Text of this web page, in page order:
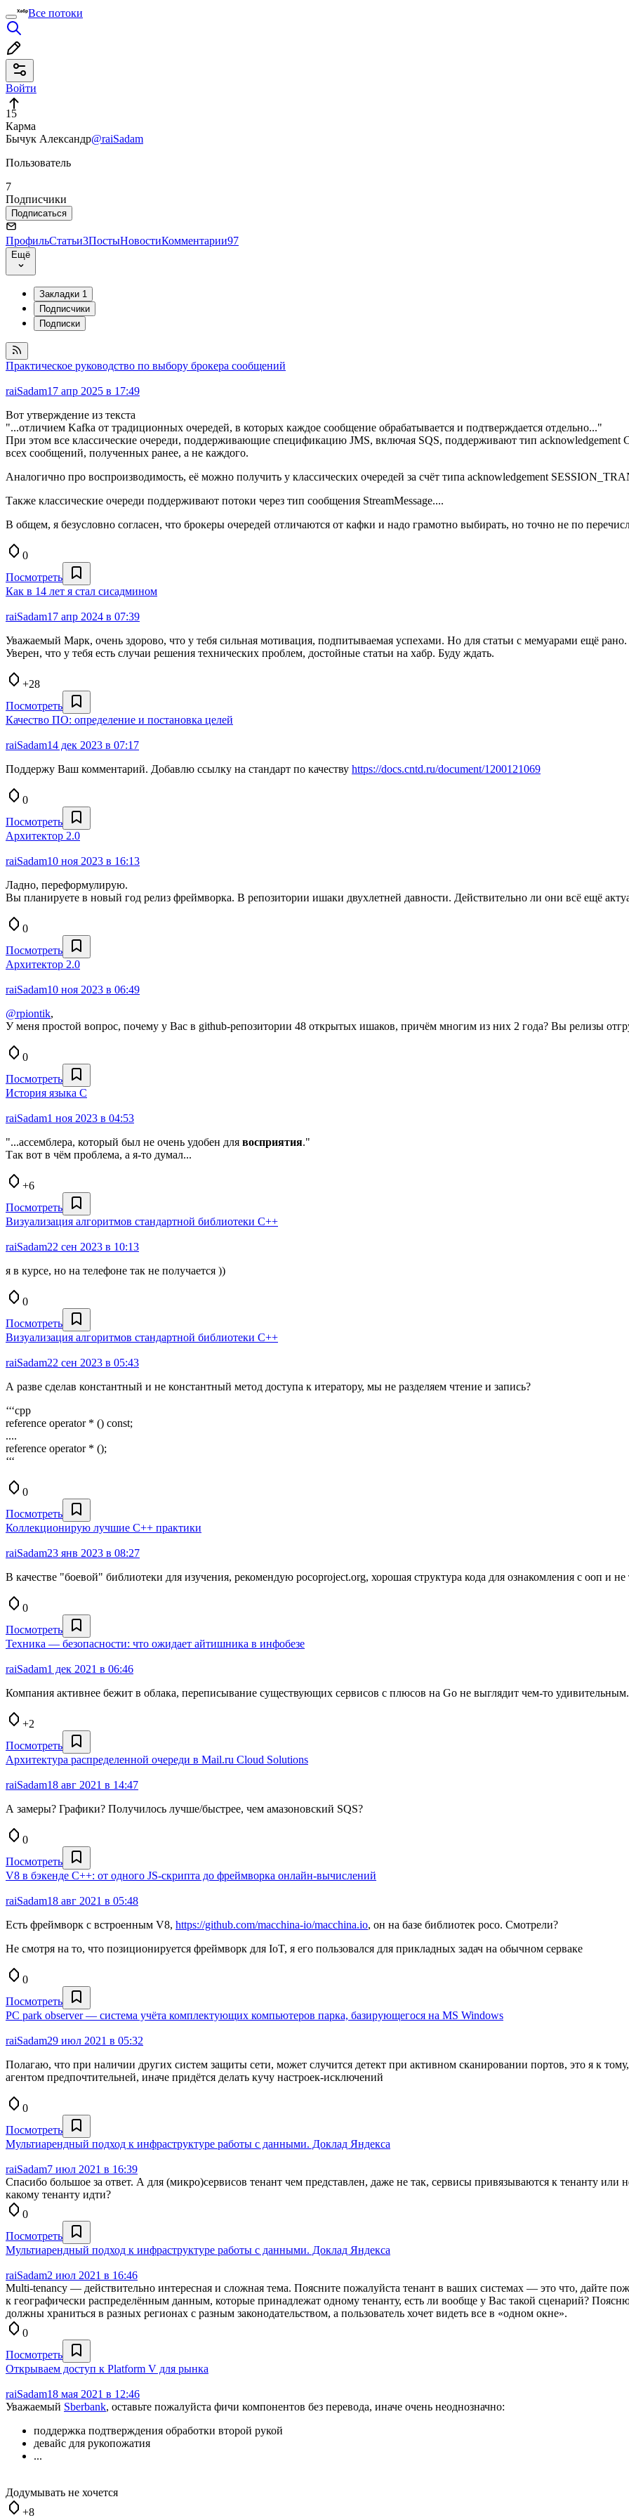
Все потоки
Войти
15
Карма
Бычук Александр@raiSadam
Пользователь
7
Подписчики
Подписаться
ПрофильСтатьи3ПостыНовостиКомментарии97
Ещё
Закладки 1
Подписчики
Подписки
Практическое руководство по выбору брокера сообщений
raiSadam17 апр 2025 в 17:49
Вот утверждение из текста
"...отличием Kafka от традиционных очередей, в которых каждое сообщение обрабатывается и подтверждается отдельно..."
При этом все классические очереди, поддерживающие спецификацию JMS, включая SQS, поддерживают тип
всех сообщений, полученных ранее, а не каждого.
Аналогично про воспроизводимость, её можно получить у классических очередей за счёт типа acknowledgement
Также классические очереди поддерживают потоки через тип сообщения StreamMessage....
В общем, я безусловно согласен, что брокеры очередей отличаются от кафки и надо грамотно выбирать, но точно не по
0
Посмотреть
Как в 14 лет я стал сисадмином
raiSadam17 апр 2024 в 07:39
Уважаемый Марк, очень здорово, что у тебя сильная мотивация, подпитываемая успехами. Но для статьи с мемуарами ещё рано.
Уверен, что у тебя есть случаи решения технических проблем, достойные статьи на хабр. Буду ждать.
+28
Посмотреть
Качество ПО: определение и постановка целей
raiSadam14 дек 2023 в 07:17
Поддержу Ваш комментарий. Добавлю ссылку на стандарт по качеству https://docs.cntd.ru/document/1200121069
0
Посмотреть
Архитектор 2.0
raiSadam10 ноя 2023 в 16:13
Ладно, переформулирую.
Вы планируете в новый год релиз фреймворка. В репозитории ишаки двухлетней давности. Действительно ли они всё ещё
0
Посмотреть
Архитектор 2.0
raiSadam10 ноя 2023 в 06:49
@rpiontik,
У меня простой вопрос, почему у Вас в github-репозитории 48 открытых ишаков, причём многим из них 2 года? Вы релизы
0
Посмотреть
История языка С
raiSadam1 ноя 2023 в 04:53
"...ассемблера, который был не очень удобен для восприятия."
Так вот в чём проблема, а я-то думал...
+6
Посмотреть
Визуализация алгоритмов стандартной библиотеки C++
raiSadam22 сен 2023 в 10:13
я в курсе, но на телефоне так не получается ))
0
Посмотреть
Визуализация алгоритмов стандартной библиотеки C++
raiSadam22 сен 2023 в 05:43
А разве сделав константный и не константный метод доступа к итератору, мы не разделяем чтение и запись?
‘‘‘cpp
reference operator * () const;
....
reference operator * ();
‘‘‘
0
Посмотреть
Коллекционирую лучшие C++ практики
raiSadam23 янв 2023 в 08:27
В качестве "боевой" библиотеки для изучения, рекомендую pocoproject.org, хорошая структура кода для ознакомления с ооп и не
0
Посмотреть
Техника — безопасности: что ожидает айтишника в инфобезе
raiSadam1 дек 2021 в 06:46
Компания активнее бежит в облака, переписывание существующих сервисов с плюсов на Go не выглядит чем-то
+2
Посмотреть
Архитектура распределенной очереди в Mail.ru Cloud Solutions
raiSadam18 авг 2021 в 14:47
А замеры? Графики? Получилось лучше/быстрее, чем амазоновский SQS?
0
Посмотреть
V8 в бэкенде С++: от одного JS-скрипта до фреймворка онлайн-вычислений
raiSadam18 авг 2021 в 05:48
Есть фреймворк с встроенным V8, https://github.com/macchina-io/macchina.io, он на базе библиотек poco. Смотрели?
Не смотря на то, что позиционируется фреймворк для IoT, я его пользовался для прикладных задач на обычном серваке
0
Посмотреть
PC park observer — система учёта комплектующих компьютеров парка, базирующегося на MS Windows
raiSadam29 июл 2021 в 05:32
Полагаю, что при наличии других систем защиты сети, может случится детект при активном сканировании портов, это я к
агентом предпочтительней, иначе придётся делать кучу настроек-исключений
0
Посмотреть
Мультиарендный подход к инфраструктуре работы с данными. Доклад Яндекса
raiSadam7 июл 2021 в 16:39
Спасибо большое за ответ. А для (микро)сервисов тенант чем представлен, даже не так, сервисы привязываются к тенанту или
какому тенанту идти?
0
Посмотреть
Мультиарендный подход к инфраструктуре работы с данными. Доклад Яндекса
raiSadam2 июл 2021 в 16:46
Multi-tenancy — действительно интересная и сложная тема. Поясните пожалуйста тенант в ваших системах — это что, дайте
к географически распределённым данным, которые принадлежат одному тенанту, есть ли вообще у Вас такой сценарий?
должны храниться в разных регионах с разным законодательством, а пользователь хочет видеть все в «одном окне».
0
Посмотреть
Открываем доступ к Platform V для рынка
raiSadam18 мая 2021 в 12:46
Уважаемый Sberbank, оставьте пожалуйста фичи компонентов без перевода, иначе очень неоднозначно:
поддержка подтверждения обработки второй рукой
девайс для рукопожатия
...
Додумывать не хочется
+8